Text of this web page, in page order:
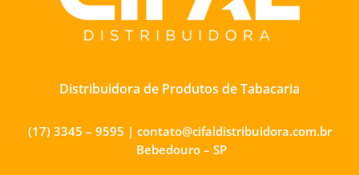
Distribuidora de Produtos de Tabacaria
(17) 3345 – 9595 | contato@cifaldistribuidora.com.br
Bebedouro – SP